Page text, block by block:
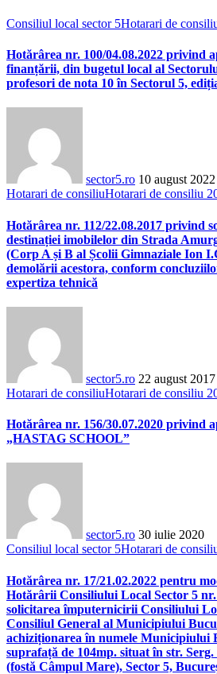
Consiliul local sector 5Hotarari de
Hotărârea nr. 100/04.08.2022 privind
finanțării, din bugetul local al
profesori de nota 10 în Sectorul 5,
sector5.ro 10 august 2022
Hotarari de consiliuHotarari de consiliu
Hotărârea nr. 112/22.08.2017 privind
destinației imobilelor din Strada
(Corp A și B al Școlii Gimnaziale Ion
demolării acestora, conform
expertiza tehnică
sector5.ro 22 august 2017
Hotarari de consiliuHotarari de consiliu
Hotărârea nr. 156/30.07.2020 privind
„HASTAG SCHOOL”
sector5.ro 30 iulie 2020
Consiliul local sector 5Hotarari de
Hotărârea nr. 17/21.02.2022 pentru
Hotărârii Consiliului Local Sector 5 nr.
solicitarea împuternicirii Consiliului
Consiliul General al Municipiului
achiziționarea în numele Municipiului
suprafață de 104mp. situat în str.
(fostă Câmpul Mare), Sector 5,